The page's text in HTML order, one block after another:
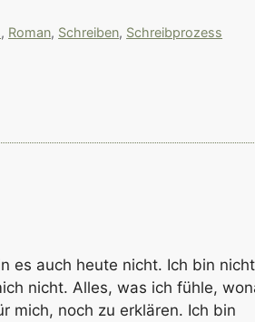
, Roman, Schreiben, Schreibprozess
es auch heute nicht. Ich bin nicht
nicht. Alles, was ich fühle,
mich, noch zu erklären. Ich bin